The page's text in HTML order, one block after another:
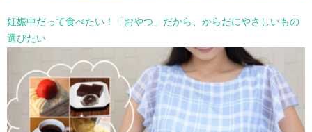
妊娠中だって食べたい！「おやつ」だから、からだにやさしいもの
選びたい